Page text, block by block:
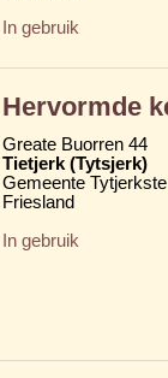
In gebruik
Hervormde
Greate Buorren 44
Tietjerk (Tytsjerk)
Gemeente
Friesland
In gebruik